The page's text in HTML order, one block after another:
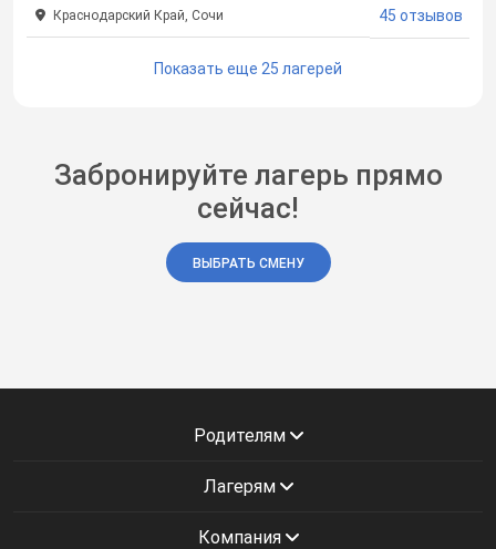
Краснодарский Край, Сочи
45 отзывов
Показать еще 25 лагерей
Забронируйте лагерь прямо
сейчас!
ВЫБРАТЬ СМЕНУ
Родителям
Лагерям
Компания